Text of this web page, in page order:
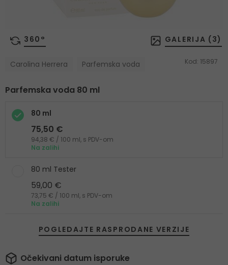
360° GALERIJA ( 3)
Carolina Herrera Parfemska voda Kod: 15897
Parfemska voda 80 ml
80 ml
75,50 €
94,38 € / 100 ml, s PDV-om
Na zalihi
80 ml Tester
59,00 €
73,75 € / 100 ml, s PDV-om
Na zalihi
POGLEDAJTE RASPRODANE VERZIJE
Očekivani datum isporuke